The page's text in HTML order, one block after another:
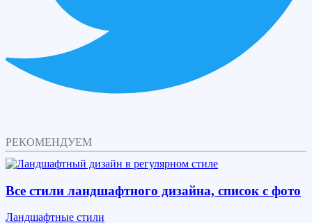
РЕКОМЕНДУЕМ
Все стили ландшафтного дизайна, список с фото
Ландшафтные стили